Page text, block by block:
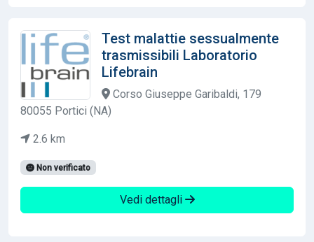
Test malattie sessualmente
trasmissibili Laboratorio
Lifebrain
Corso Giuseppe Garibaldi, 179
80055 Portici (NA)
2.6 km
Non verificato
Vedi dettagli